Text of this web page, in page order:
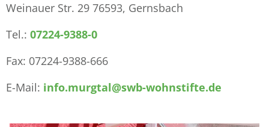
Weinauer Str. 29 76593, Gernsbach
Tel.: 07224-9388-0
Fax: 07224-9388-666
E-Mail: info.murgtal@swb-wohnstifte.de